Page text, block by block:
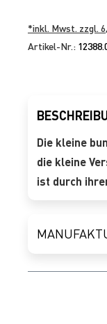
*inkl. Mwst. zzgl.
Artikel-Nr.:
Die kleine
die kleine
ist durch